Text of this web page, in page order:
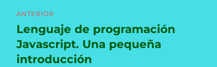
de
entradas
ANTERIOR
Entrada
anterior:
Lenguaje de programación
Javascript. Una pequeña
introducción